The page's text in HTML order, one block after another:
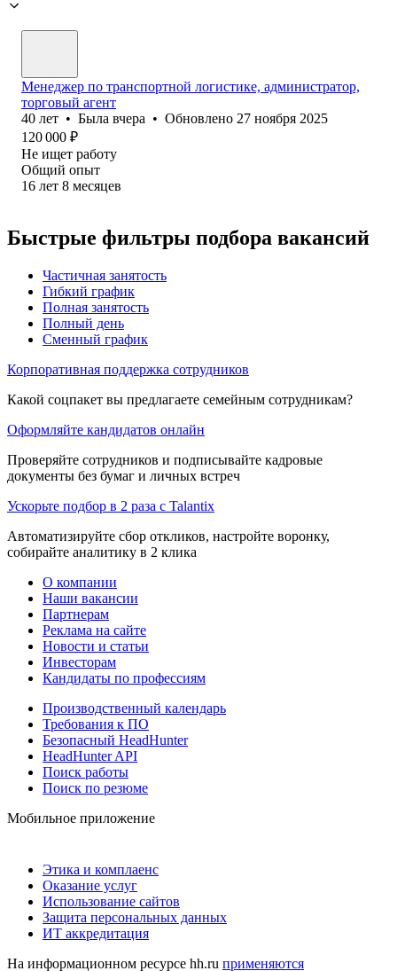
Менеджер по транспортной логистике, администратор,
торговый агент
40 лет • Была вчера • Обновлено 27 ноября 2025
120 000 ₽
Не ищет работу
Общий опыт
16 лет 8 месяцев
Быстрые фильтры подбора вакансий
Частичная занятость
Гибкий график
Полная занятость
Полный день
Сменный график
Корпоративная поддержка сотрудников
Какой соцпакет вы предлагаете семейным сотрудникам?
Оформляйте кандидатов онлайн
Проверяйте сотрудников и подписывайте кадровые
документы без бумаг и личных встреч
Ускорьте подбор в 2 раза с Talantix
Автоматизируйте сбор откликов, настройте воронку,
собирайте аналитику в 2 клика
О компании
Наши вакансии
Партнерам
Реклама на сайте
Новости и статьи
Инвесторам
Кандидаты по профессиям
Производственный календарь
Требования к ПО
Безопасный HeadHunter
HeadHunter API
Поиск работы
Поиск по резюме
Мобильное приложение
Этика и комплаенс
Оказание услуг
Использование сайтов
Защита персональных данных
ИТ аккредитация
На информационном ресурсе hh.ru применяются